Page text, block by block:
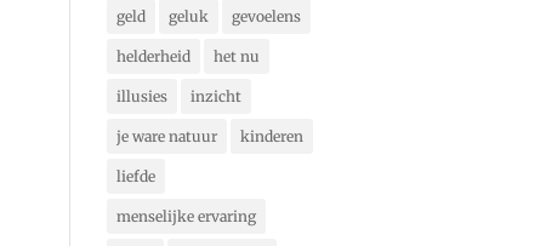
geld geluk gevoelens
helderheid het nu
illusies inzicht
je ware natuur kinderen
liefde
menselijke ervaring